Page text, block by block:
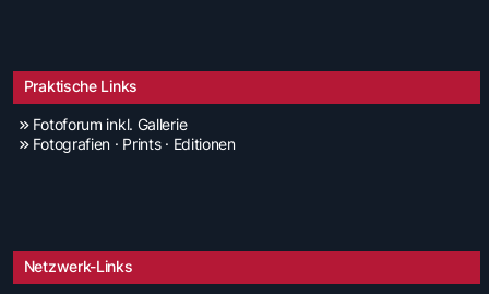
Praktische Links
Fotoforum inkl. Gallerie
Fotografien · Prints · Editionen
Netzwerk-Links